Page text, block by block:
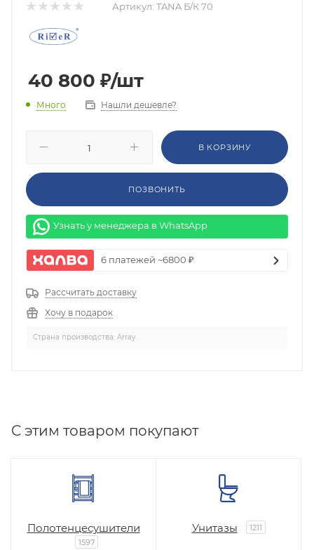
Артикул: TANA Б/К 70
40 800 ₽/шт
Много Нашли дешевле?
В КОРЗИНУ
ПОЗВОНИТЬ
Узнать у менеджера в WhatsApp
6 платежей ~6800 ₽
Рассчитать доставку
Хочу в подарок
Страна производства: Array
C этим товаром покупают
Полотенцесушители
1597
Унитазы 1211